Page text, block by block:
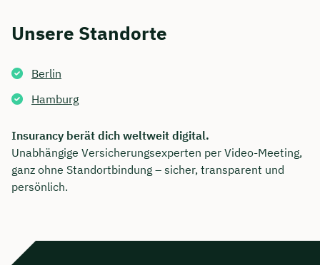
Unsere Standorte
Berlin
Hamburg
Insurancy berät dich weltweit digital.
Unabhängige Versicherungsexperten per Video-Meeting,
ganz ohne Standortbindung – sicher, transparent und
persönlich.